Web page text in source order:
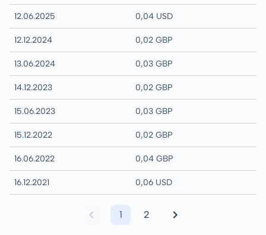
12.06.2025 0,04 USD
12.12.2024 0,02 GBP
13.06.2024 0,03 GBP
14.12.2023 0,02 GBP
15.06.2023 0,03 GBP
15.12.2022 0,02 GBP
16.06.2022 0,04 GBP
16.12.2021 0,06 USD
1 2